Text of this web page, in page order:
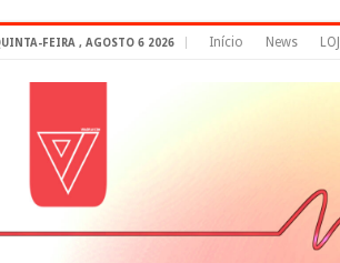
FEIRA , AGOSTO 6 2026 Início News